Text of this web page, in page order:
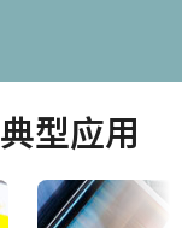
型应用